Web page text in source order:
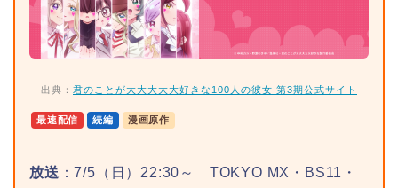
出典： 君のことが大大大大大好きな100人の彼女 第3期公式サイト
最速配信 続編 漫画原作
放送 ：7/5（日）22:30～ TOKYO MX・BS11・